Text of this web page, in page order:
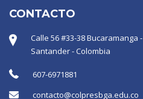
CONTACTO
Calle 56 #33-38 Bucaramanga -
Santander - Colombia
607-6971881
contacto@colpresbga.edu.co